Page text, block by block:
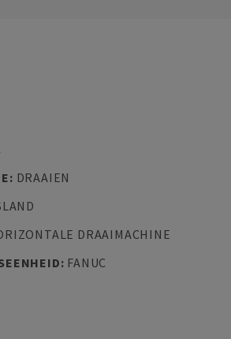
: DRAAIEN
DRAAIMACHINE
: FANUC